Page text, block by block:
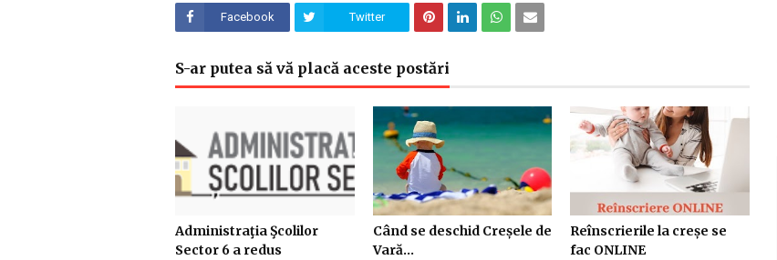
Facebook Twitter
S-ar putea să vă placă aceste postări
Administraţia Şcolilor
Sector 6 a redus
Când se deschid Creșele de
Vară...
Reînscrierile la creșe se
fac ONLINE